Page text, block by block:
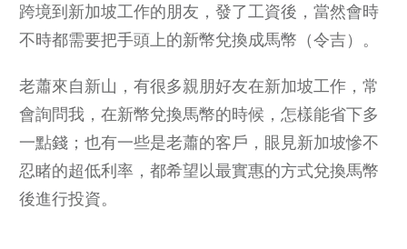
跨境到新加坡工作的朋友，發了工資後，當然會時
不時都需要把手頭上的新幣兌換成馬幣（令吉）。
老蕭來自新山，有很多親朋好友在新加坡工作，常
會詢問我，在新幣兌換馬幣的時候，怎樣能省下多
一點錢；也有一些是老蕭的客戶，眼見新加坡慘不
忍睹的超低利率，都希望以最實惠的方式兌換馬幣
後進行投資。